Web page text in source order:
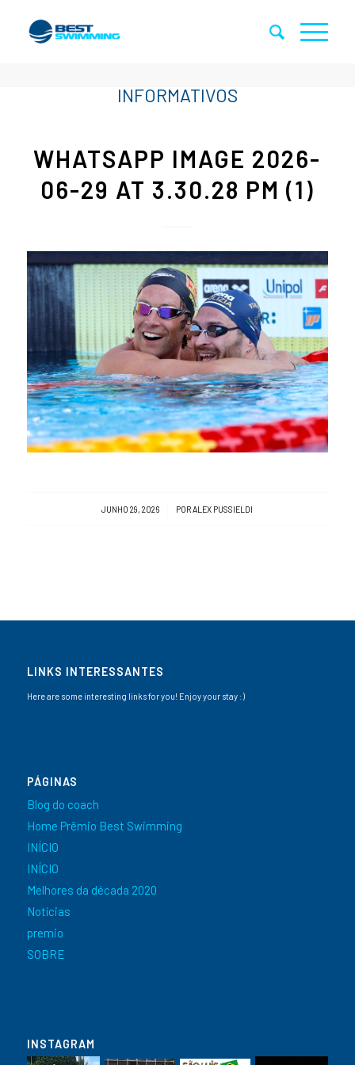
WHATSAPP IMAGE 2026-
06-29 AT 3.30.28 PM (1)
JUNHO 29, 2026
/ POR ALEX PUSSIELDI
LINKS INTERESSANTES
Here are some interesting links for you! Enjoy your stay :)
PÁGINAS
Blog do coach
Home Prêmio Best Swimming
INÍCIO
INÍCIO
Melhores da década 2020
Notícias
premio
SOBRE
INSTAGRAM